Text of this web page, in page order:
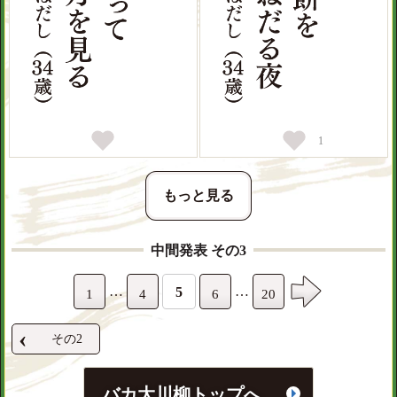
1
もっと見る
中間発表 その3
1 … 4 5 6 … 20
‹ その2